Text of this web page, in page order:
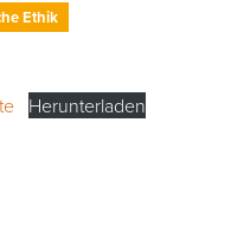
Ethik
Herunterladen